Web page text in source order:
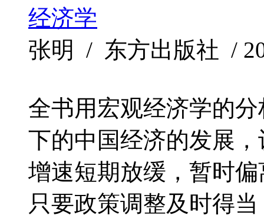
经济学
张明 / 东方出版社 /
全书用宏观经济学的
下的中国经济的发展
增速短期放缓，暂时
只要政策调整及时得